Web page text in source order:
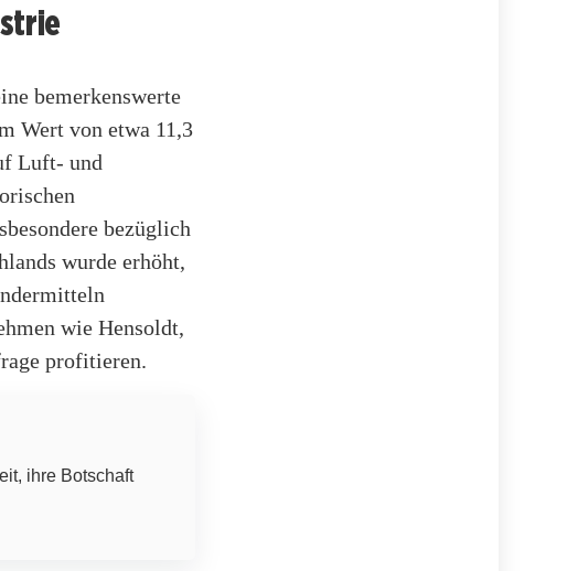
bemerkenswerte
Wert von etwa 11,3
Luft- und
bezüglich
wurde erhöht,
wie Hensoldt,
profitieren.
ihre Botschaft